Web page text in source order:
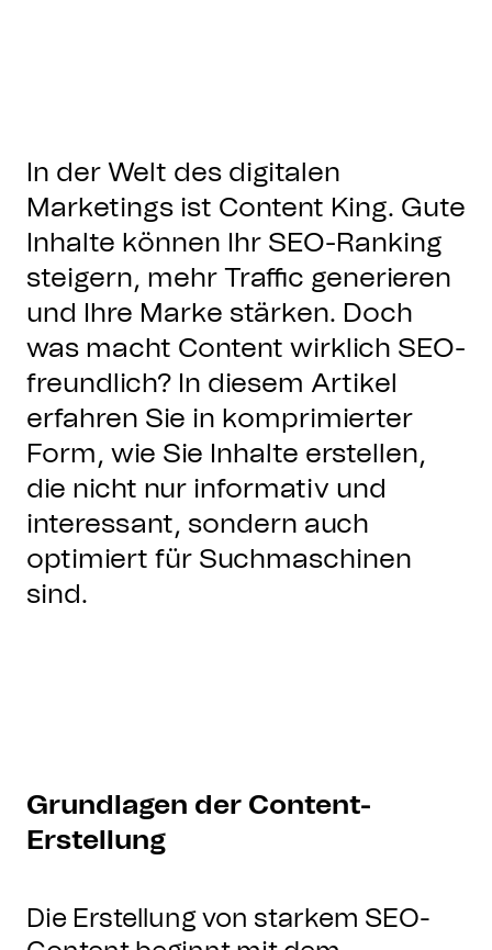
In der Welt des digitalen
Marketings ist Content King. Gute
Inhalte können Ihr SEO-Ranking
steigern, mehr Traffic generieren
und Ihre Marke stärken. Doch
was macht Content wirklich SEO-
freundlich? In diesem Artikel
erfahren Sie in komprimierter
Form, wie Sie Inhalte erstellen,
die nicht nur informativ und
interessant, sondern auch
optimiert für Suchmaschinen
sind.
Grundlagen der Content-
Erstellung
Die Erstellung von starkem SEO-